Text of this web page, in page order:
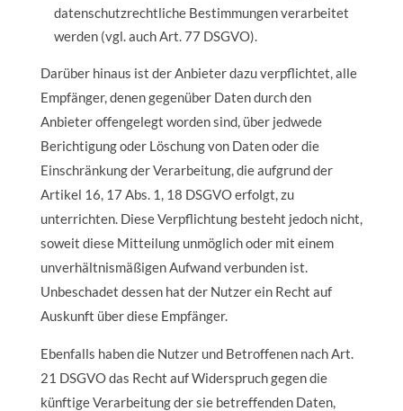
datenschutzrechtliche Bestimmungen verarbeitet
werden (vgl. auch Art. 77 DSGVO).
Darüber hinaus ist der Anbieter dazu verpflichtet, alle
Empfänger, denen gegenüber Daten durch den
Anbieter offengelegt worden sind, über jedwede
Berichtigung oder Löschung von Daten oder die
Einschränkung der Verarbeitung, die aufgrund der
Artikel 16, 17 Abs. 1, 18 DSGVO erfolgt, zu
unterrichten. Diese Verpflichtung besteht jedoch nicht,
soweit diese Mitteilung unmöglich oder mit einem
unverhältnismäßigen Aufwand verbunden ist.
Unbeschadet dessen hat der Nutzer ein Recht auf
Auskunft über diese Empfänger.
Ebenfalls haben die Nutzer und Betroffenen nach Art.
21 DSGVO das Recht auf Widerspruch gegen die
künftige Verarbeitung der sie betreffenden Daten,